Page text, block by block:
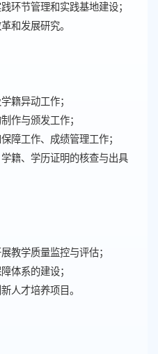
环节管理和实践基地建设；
和发展研究。
籍异动工作；
作与颁发工作；
障工作、成绩管理工作；
籍、学历证明的核查与出具
教学质量监控与评估；
体系的建设；
人才培养项目。